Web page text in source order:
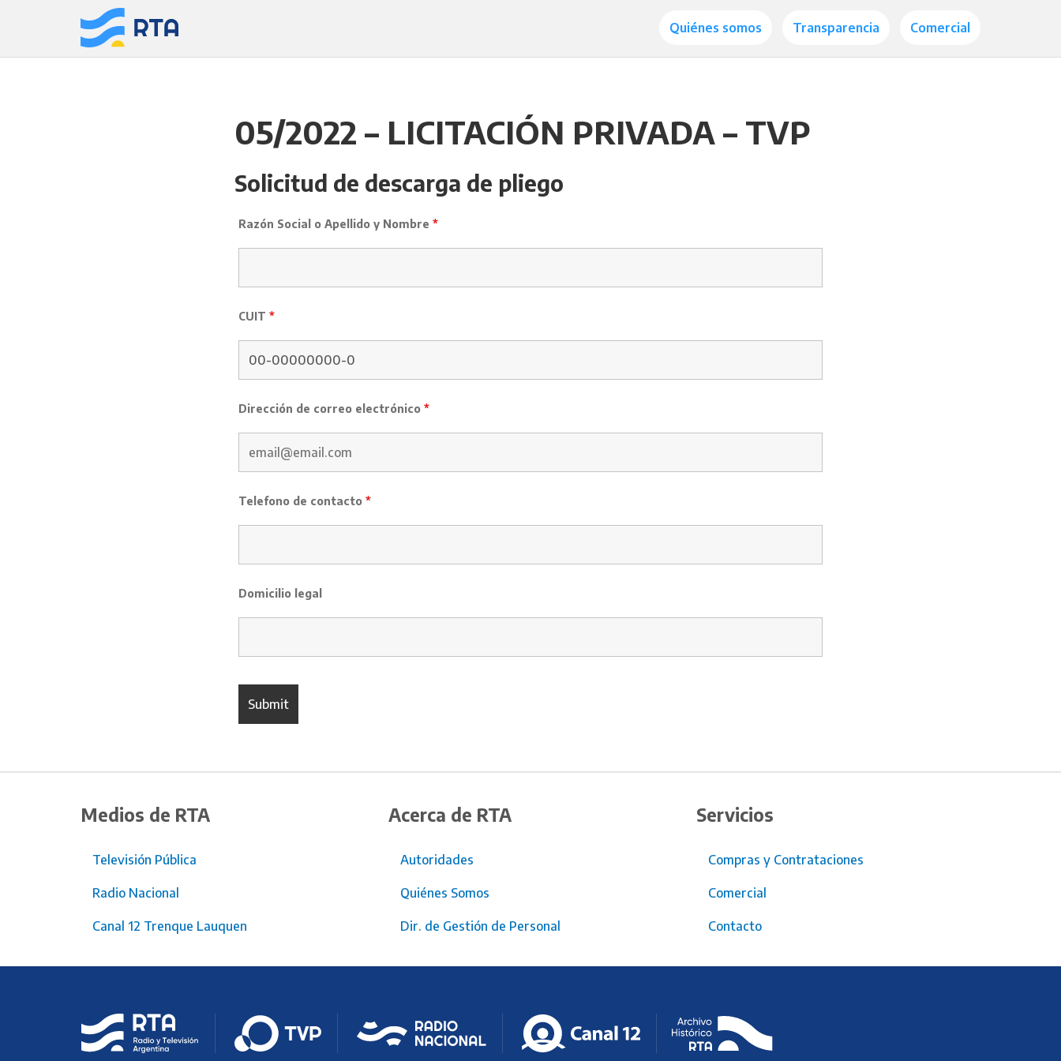
Quiénes somos Transparencia Comercial
05/2022 – LICITACIÓN PRIVADA – TVP
Solicitud de descarga de pliego
Razón Social o Apellido y Nombre *
CUIT *
Dirección de correo electrónico *
Telefono de contacto *
Domicilio legal
Medios de RTA
Televisión Pública
Radio Nacional
Canal 12 Trenque Lauquen
Acerca de RTA
Autoridades
Quiénes Somos
Dir. de Gestión de Personal
Servicios
Compras y Contrataciones
Comercial
Contacto